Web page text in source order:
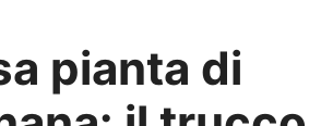
pianta di